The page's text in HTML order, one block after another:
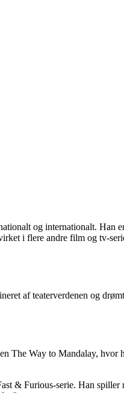
og internationalt.
i flere andre film og tv-
af teaterverdenen og
The Way to Mandalay,
& Furious-serie. Han spiller